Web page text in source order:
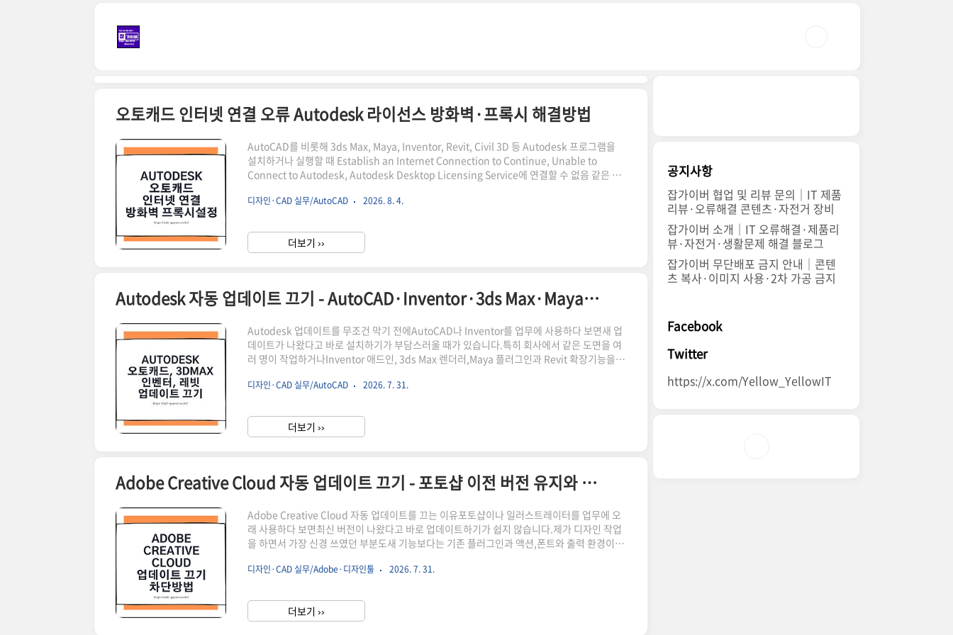
오토캐드 인터넷 연결 오류 Autodesk 라이선스 방화벽·프록시 해결방법
AutoCAD를 비롯해 3ds Max, Maya, Inventor, Revit, Civil 3D 등 Autodesk 프로그램을
설치하거나 실행할 때 Establish an Internet Connection to Continue, Unable to
Connect to Autodesk, Autodesk Desktop Licensing Service에 연결할 수 없음 같은 오
·라이선스 확인에 실패한다면 단순 회선 장애뿐 아니라 Autodesk 라이선싱 서비스, Identity
해야 합니다.가장 먼저 할 일① Auto..
디자인·CAD 실무/AutoCAD 2026. 8. 4.
더보기 ››
Autodesk 자동 업데이트 끄기 - AutoCAD·Inventor·3ds Max·Maya 업데이트 관리
Autodesk 업데이트를 무조건 막기 전에AutoCAD나 Inventor를 업무에 사용하다 보면새 업
데이트가 나왔다고 바로 설치하기가 부담스러울 때가 있습니다.특히 회사에서 같은 도면을 여
러 명이 작업하거나Inventor 애드인, 3ds Max 렌더러,Maya 플러그인과 Revit 확장기능을
도 제조·설계 업무에서 CAD 프로그램을 업데이트할 때는새 기능보다 기존 도면, 템플릿, 재질
Desktop App을 시작프로그램에서 끄면자동 업데이트가 차단된다고 설명했지만,현재는 해
당 앱이 Autodesk Access로 교체됐습니다...
디자인·CAD 실무/AutoCAD 2026. 7. 31.
더보기 ››
Adobe Creative Cloud 자동 업데이트 끄기 - 포토샵 이전 버전 유지와 플러그인 오류
Adobe Creative Cloud 자동 업데이트를 끄는 이유포토샵이나 일러스트레이터를 업무에 오
래 사용하다 보면최신 버전이 나왔다고 바로 업데이트하기가 쉽지 않습니다.제가 디자인 작업
을 하면서 가장 신경 쓰였던 부분도새 기능보다는 기존 플러그인과 액션,폰트와 출력 환경이
이트 다음 날부터 보이지 않거나,프리미어 프로 프로젝트가 새로운 버전으로 저장돼회사 다른
다사용 중인 프로젝트가 끝난 뒤 직접 버전을 올리는 편이 낫습니다.저는 Adobe 프로그램을
업데이트할 때 이런 식으로 봅니다.새 버전을 바로 기존 버전 위에 덮어쓰지 않고,이전..
디자인·CAD 실무/Adobe·디자인툴 2026. 7. 31.
더보기 ››
공지사항
잡가이버 협업 및 리뷰 문의｜IT 제품
리뷰·오류해결 콘텐츠·자전거 장비
잡가이버 소개｜IT 오류해결·제품리
뷰·자전거·생활문제 해결 블로그
잡가이버 무단배포 금지 안내｜콘텐
츠 복사·이미지 사용·2차 가공 금지
Facebook
Twitter
https://x.com/Yellow_YellowIT